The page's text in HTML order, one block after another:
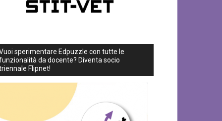
sperimentare Edpuzzle con tutte le
da docente? Diventa socio
Flipnet!